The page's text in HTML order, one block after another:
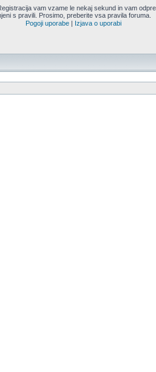
vam vzame le nekaj sekund in vam
s pravili. Prosimo, preberite vsa pravila foruma.
Pogoji uporabe| Izjava o uporabi